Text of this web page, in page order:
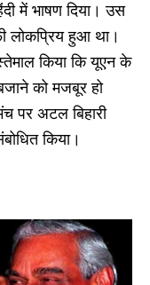
में भाषण दिया। उस
लोकप्रिय हुआ था।
किया कि यूएन के
को मजबूर हो
पर अटल बिहारी
किया।